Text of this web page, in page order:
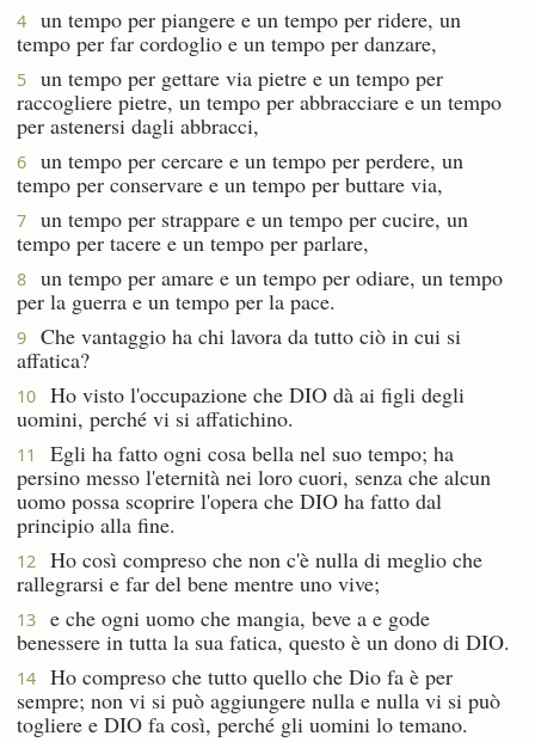
4
un tempo per piangere e un tempo per ridere, un
tempo per far cordoglio e un tempo per danzare,
5
un tempo per gettare via pietre e un tempo per
raccogliere pietre, un tempo per abbracciare e un tempo
per astenersi dagli abbracci,
6
un tempo per cercare e un tempo per perdere, un
tempo per conservare e un tempo per buttare via,
7
un tempo per strappare e un tempo per cucire, un
tempo per tacere e un tempo per parlare,
8
un tempo per amare e un tempo per odiare, un tempo
per la guerra e un tempo per la pace.
9
Che vantaggio ha chi lavora da tutto ciò in cui si
affatica?
10
Ho visto l'occupazione che DIO dà ai figli degli
uomini, perché vi si affatichino.
11
Egli ha fatto ogni cosa bella nel suo tempo; ha
persino messo l'eternità nei loro cuori, senza che alcun
uomo possa scoprire l'opera che DIO ha fatto dal
principio alla fine.
12
Ho così compreso che non c'è nulla di meglio che
rallegrarsi e far del bene mentre uno vive;
13
e che ogni uomo che mangia, beve a e gode
benessere in tutta la sua fatica, questo è un dono di DIO.
14
Ho compreso che tutto quello che Dio fa è per
sempre; non vi si può aggiungere nulla e nulla vi si può
togliere e DIO fa così, perché gli uomini lo temano.